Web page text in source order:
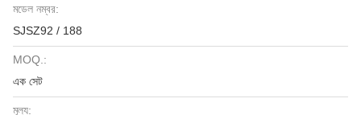
মডেল নম্বর:
SJSZ92 / 188
MOQ.:
এক সেট
মূল্য: